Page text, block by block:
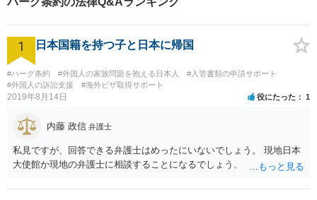
1 日本国籍を持つ子と日本に帰国
#ハーグ条約 #外国人の家族問題を抱える日本人
#入管書類の申請サポート
#外国人の訴訟支援
#海外ビザ取得サポート
2019年8月14日 役にたった 1
内藤 政信 弁護士
私見ですが、回答できる弁護士はめったにいないでしょう。 現地日本
大使館か現地の弁護士に相談することになるでしょう。